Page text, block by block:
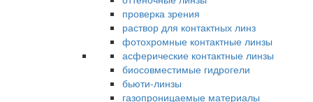
проверка зрения
раствор для контактных линз
фотохромные контактные линзы
асферические контактные линзы
биосовместимые гидрогели
бьюти-линзы
газопроницаемые материалы